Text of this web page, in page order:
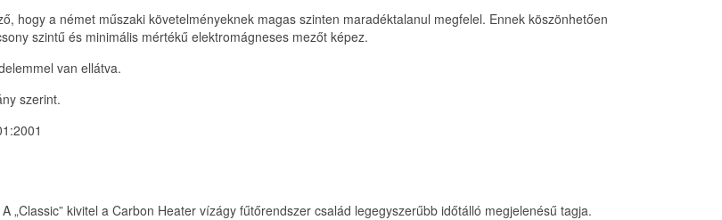
hogy a német műszaki követelményeknek magas szinten maradéktalanul megfelel. Ennek köszönhetően
szintű és minimális mértékű elektromágneses mezőt képez.
van ellátva.
szerint.
A „Classic” kivitel a Carbon Heater vízágy fűtőrendszer család legegyszerűbb időtálló megjelenésű tagja.